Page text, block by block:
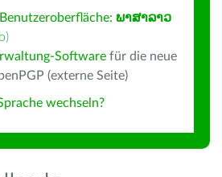
ພາສາລາວ
)
Software für die neue
(externe Seite)
wechseln?